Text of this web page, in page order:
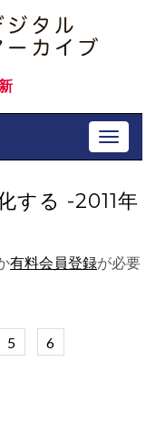
Toggle
する -2011年
有料会員登録が必要
5 6